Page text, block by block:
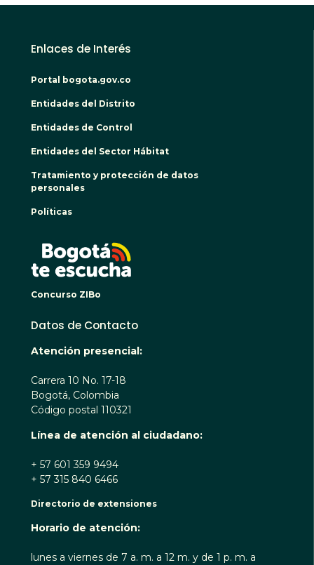
Enlaces de Interés
Portal bogota.gov.co
Entidades del Distrito
Entidades de Control
Entidades del Sector Hábitat
Tratamiento y protección de datos
personales
Políticas
Concurso ZIBo
Datos de Contacto
Atención presencial:
Carrera 10 No. 17-18
Bogotá, Colombia
Código postal 110321
Línea de atención al ciudadano:
+ 57 601 359 9494
+ 57 315 840 6466
Directorio de extensiones
Horario de atención:
lunes a viernes de 7 a. m. a 12 m. y de 1 p. m. a